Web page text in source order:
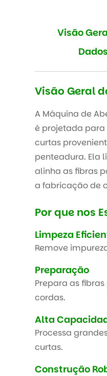
Visão
Visão Geral
A Máquina de
é projetada para
curtas
penteadura. Ela
alinha as fibras
a fabricação de
Por que nos
Limpeza
Remove
Preparação
Prepara as
cordas.
Alta
Processa
curtas.
Construção